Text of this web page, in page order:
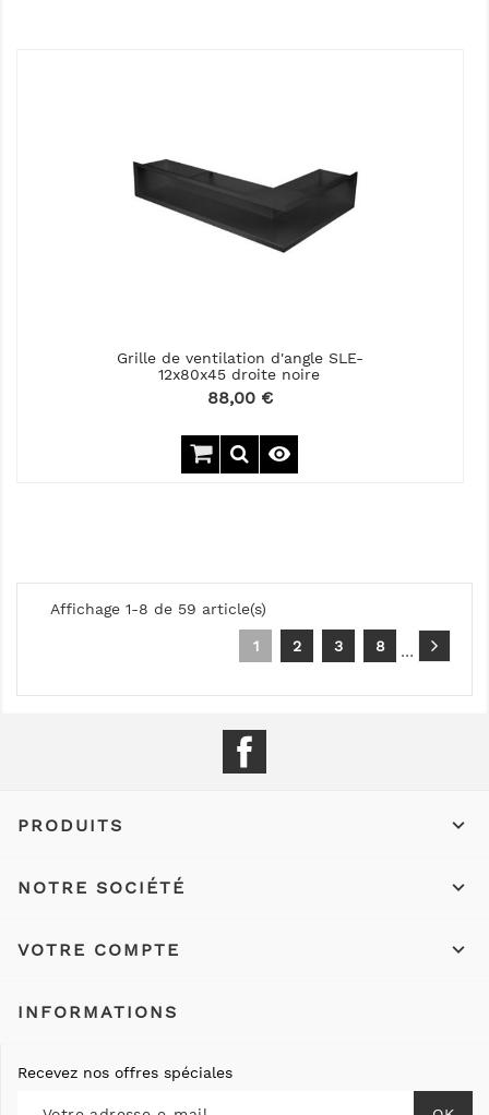
Grille de ventilation d'angle SLE-
12x80x45 droite noire
Prix
88,00 €

Affichage 1-8 de 59 article(s)
1 2 3 …
8
PRODUITS 
NOTRE SOCIÉTÉ 
VOTRE COMPTE 
INFORMATIONS
Recevez nos offres spéciales